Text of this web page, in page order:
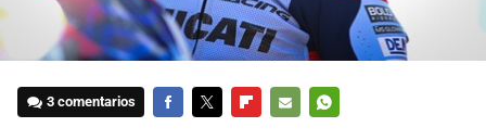
3 comentarios